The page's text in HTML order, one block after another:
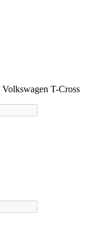
Volkswagen T-Cross